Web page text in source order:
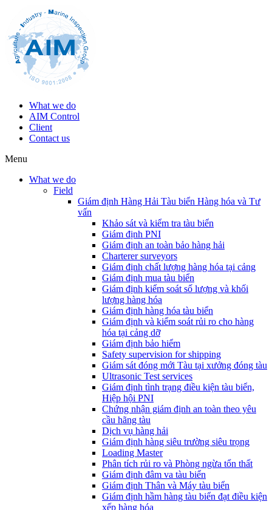
What we do
AIM Control
Client
Contact us
Menu
What we do
Field
Giám định Hàng Hải Tàu biển Hàng hóa và Tư
vấn
Khảo sát và kiểm tra tàu biển
Giám định PNI
Giám định an toàn bảo hàng hải
Charterer surveyors
Giám định chất lượng hàng hóa tại cảng
​Giám định mua tàu biển
Giám định kiểm soát số lượng và khối
lượng hàng hóa
Giám định hàng hóa tàu biển
Giám định và kiểm soát rủi ro cho hàng
hóa tại cảng dỡ
Giám định bảo hiểm
Safety supervision for shipping
Giám sát đóng mới Tàu tại xưởng đóng tàu
Ultrasonic Test services
Giám định tình trạng điều kiện tàu biển,
Hiệp hội PNI
Chứng nhận giám định an toàn theo yêu
cầu hãng tàu
Dịch vụ hàng hải
Giám định hàng siêu trường siêu trọng
Loading Master
Phân tích rủi ro và Phòng ngừa tổn thất
​Giám định đâm va tàu biển
Giám định Thân và Máy tàu biển
​Giám định hầm hàng tàu biển đạt điều kiện
xếp hàng hóa